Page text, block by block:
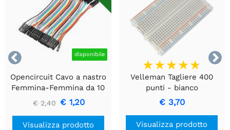

 disponibile
Opencircuit Cavo a nastro
Femmina-Femmina da 10
cm 40 pezzi
€ 2,40 € 1,20
Visualizza prodotto
Velleman Tagliere 400
punti - bianco
€ 3,70
Visualizza prodotto